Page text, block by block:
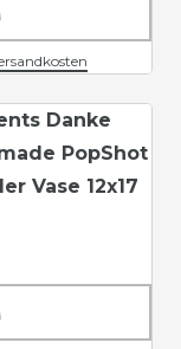
Danke
PopShot
Vase 12x17